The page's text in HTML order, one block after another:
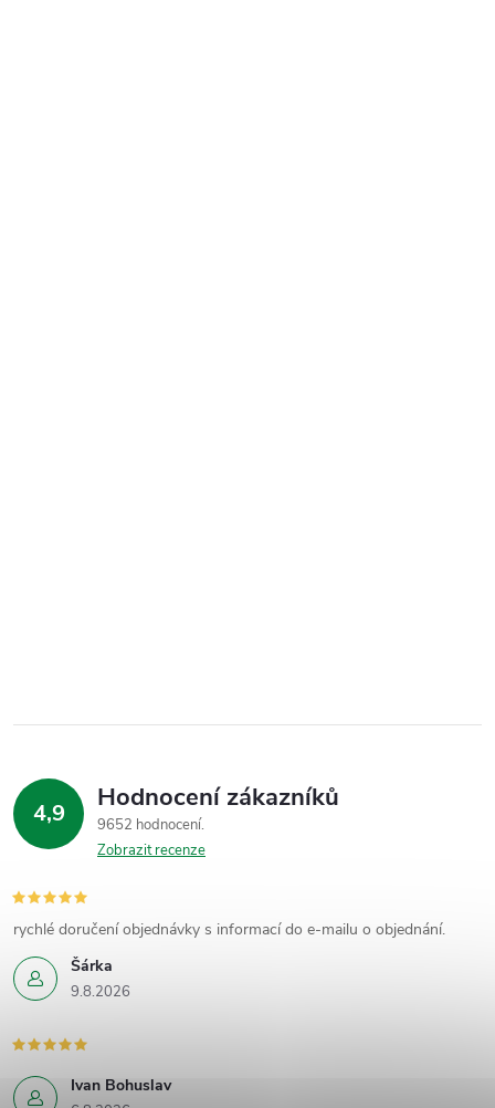
4,9 Hodnocení zákazníků
9652 hodnocení
Zobrazit recenze
Šárka
9.8.2026
rychlé doručení objednávky s informací do e-mailu o objednání.
Ivan Bohuslav